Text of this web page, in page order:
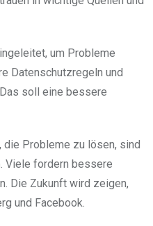
um Probleme
Datenschutzregeln und
soll eine bessere
die Probleme zu lösen, sind
Viele fordern bessere
Die Zukunft wird zeigen,
und Facebook.